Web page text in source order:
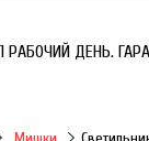
РАБОЧИЙ ДЕНЬ.